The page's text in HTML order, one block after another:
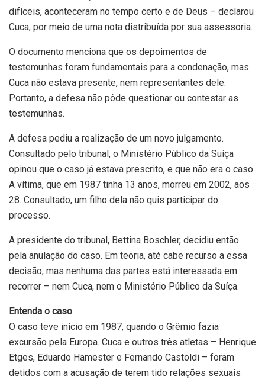
difíceis, aconteceram no tempo certo e de Deus – declarou
Cuca, por meio de uma nota distribuída por sua assessoria.
O documento menciona que os depoimentos de
testemunhas foram fundamentais para a condenação, mas
Cuca não estava presente, nem representantes dele.
Portanto, a defesa não pôde questionar ou contestar as
testemunhas.
A defesa pediu a realização de um novo julgamento.
Consultado pelo tribunal, o Ministério Público da Suíça
opinou que o caso já estava prescrito, e que não era o caso.
A vítima, que em 1987 tinha 13 anos, morreu em 2002, aos
28. Consultado, um filho dela não quis participar do
processo.
A presidente do tribunal, Bettina Boschler, decidiu então
pela anulação do caso. Em teoria, até cabe recurso a essa
decisão, mas nenhuma das partes está interessada em
recorrer – nem Cuca, nem o Ministério Público da Suíça.
Entenda o caso
O caso teve início em 1987, quando o Grêmio fazia
excursão pela Europa. Cuca e outros três atletas – Henrique
Etges, Eduardo Hamester e Fernando Castoldi – foram
detidos com a acusação de terem tido relações sexuais